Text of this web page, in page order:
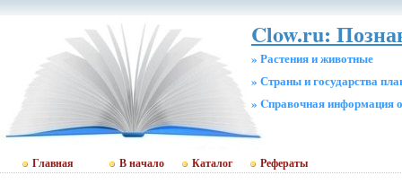
Clow.ru:
» Растения и животные
» Страны и государства
» Cправочная информация
Главная В начало Каталог Рефераты